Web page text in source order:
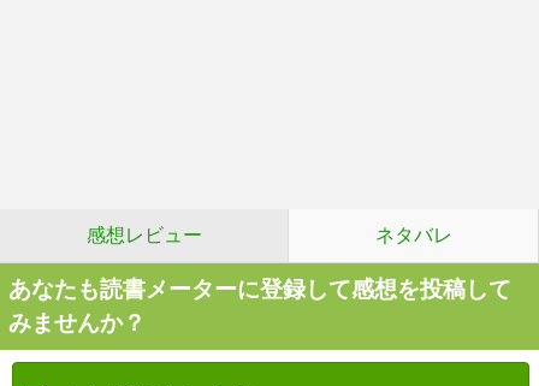
感想レビュー ネタバレ
あなたも読書メーターに登録して感想を投稿して
みませんか？